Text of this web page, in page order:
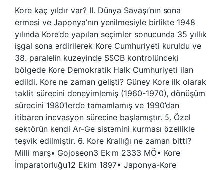
Kore kaç yıldır var? II. Dünya Savaşı’nın sona
ermesi ve Japonya’nın yenilmesiyle birlikte 1948
yılında Kore’de yapılan seçimler sonucunda 35 yıllık
işgal sona erdirilerek Kore Cumhuriyeti kuruldu ve
38. paralelin kuzeyinde SSCB kontrolündeki
bölgede Kore Demokratik Halk Cumhuriyeti ilan
edildi. Kore ne zaman gelişti? Güney Kore ilk olarak
taklit sürecini deneyimlemiş (1960-1970), dönüşüm
sürecini 1980’lerde tamamlamış ve 1990’dan
itibaren inovasyon sürecine başlamıştır. 5. Özel
sektörün kendi Ar-Ge sistemini kurması özellikle
teşvik edilmiştir. 6. Kore Krallığı ne zaman bitti?
Milli marş• Gojoseon3 Ekim 2333 MÖ• Kore
İmparatorluğu12 Ekim 1897• Japonya-Kore